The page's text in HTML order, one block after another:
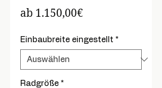
ab1.150,00€
Einbaubreite eingestellt *
Radgröße *